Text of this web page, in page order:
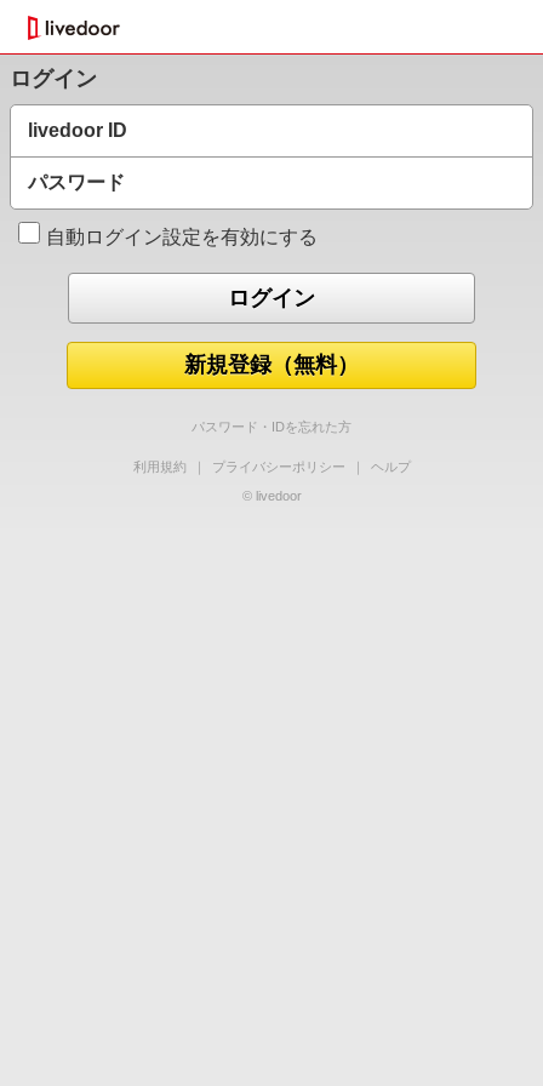
ログイン
livedoor ID
パスワード
自動ログイン設定を有効にする
新規登録（無料）
パスワード・IDを忘れた方
利用規約 ｜ プライバシーポリシー ｜
ヘルプ
© livedoor